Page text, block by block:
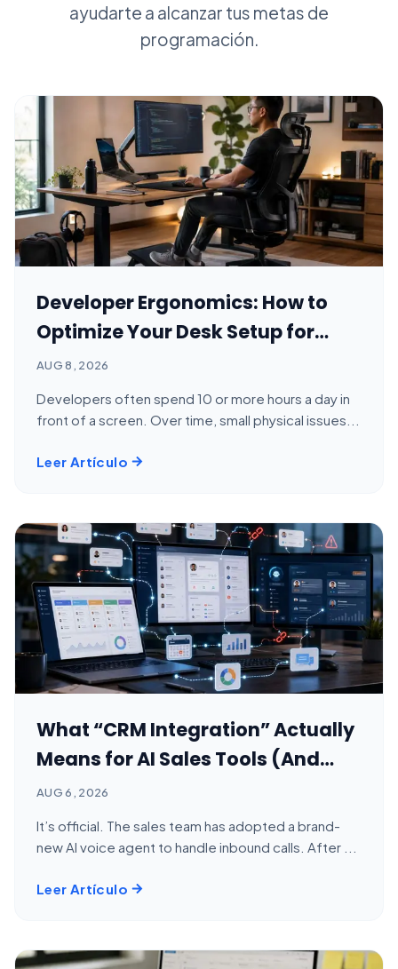
ayudarte a alcanzar tus metas de
programación.
Developer Ergonomics: How to
Optimize Your Desk Setup for
Long Coding Sessions
AUG 8, 2026
Developers often spend 10 or more hours a day in
front of a screen. Over time, small physical issues...
Leer Artículo
What “CRM Integration” Actually
Means for AI Sales Tools (And
Why It Often Goes Sideways)
AUG 6, 2026
It’s official. The sales team has adopted a brand-
new AI voice agent to handle inbound calls. After ...
Leer Artículo